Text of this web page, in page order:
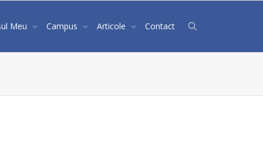
Meu Campus Articole Contact